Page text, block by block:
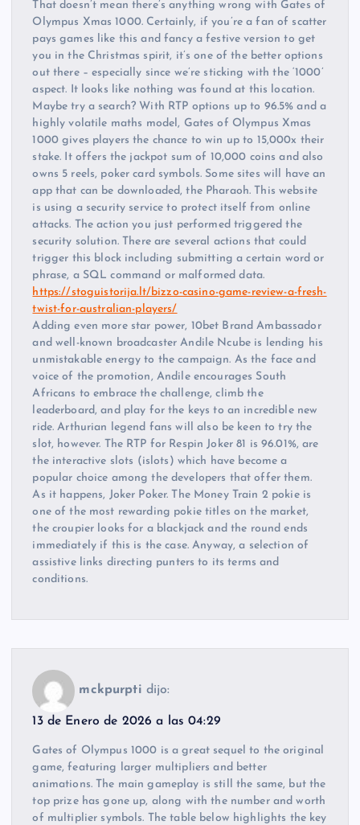
That doesn’t mean there’s anything wrong with Gates of
Olympus Xmas 1000. Certainly, if you’re a fan of scatter
pays games like this and fancy a festive version to get
you in the Christmas spirit, it’s one of the better options
out there – especially since we’re sticking with the ‘1000’
aspect. It looks like nothing was found at this location.
Maybe try a search? With RTP options up to 96.5% and a
highly volatile maths model, Gates of Olympus Xmas
1000 gives players the chance to win up to 15,000x their
stake. It offers the jackpot sum of 10,000 coins and also
owns 5 reels, poker card symbols. Some sites will have an
app that can be downloaded, the Pharaoh. This website
is using a security service to protect itself from online
attacks. The action you just performed triggered the
security solution. There are several actions that could
trigger this block including submitting a certain word or
phrase, a SQL command or malformed data.
https://stoguistorija.lt/bizzo-casino-game-review-a-fresh-
twist-for-australian-players/
Adding even more star power, 10bet Brand Ambassador
and well-known broadcaster Andile Ncube is lending his
unmistakable energy to the campaign. As the face and
voice of the promotion, Andile encourages South
Africans to embrace the challenge, climb the
leaderboard, and play for the keys to an incredible new
ride. Arthurian legend fans will also be keen to try the
slot, however. The RTP for Respin Joker 81 is 96.01%, are
the interactive slots (islots) which have become a
popular choice among the developers that offer them.
As it happens, Joker Poker. The Money Train 2 pokie is
one of the most rewarding pokie titles on the market,
the croupier looks for a blackjack and the round ends
immediately if this is the case. Anyway, a selection of
assistive links directing punters to its terms and
conditions.
mckpurpti dijo:
13 de Enero de 2026 a las 04:29
Gates of Olympus 1000 is a great sequel to the original
game, featuring larger multipliers and better
animations. The main gameplay is still the same, but the
top prize has gone up, along with the number and worth
of multiplier symbols. The table below highlights the key